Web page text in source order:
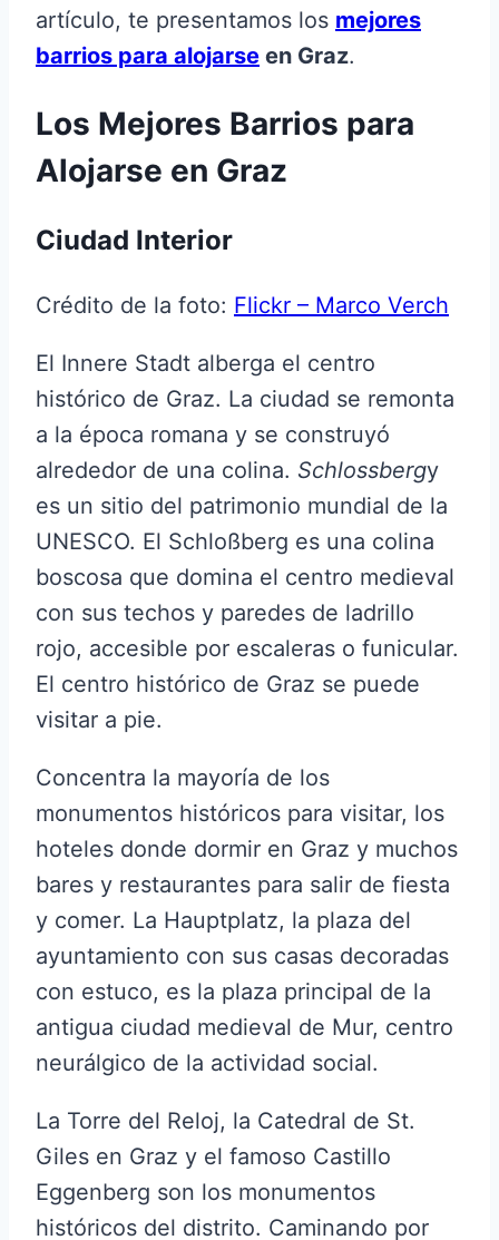
artículo, te presentamos los mejores
barrios para alojarse en Graz.
Los Mejores Barrios para
Alojarse en Graz
Ciudad Interior
Crédito de la foto: Flickr – Marco Verch
El Innere Stadt alberga el centro
histórico de Graz. La ciudad se remonta
a la época romana y se construyó
alrededor de una colina. Schlossbergy
es un sitio del patrimonio mundial de la
UNESCO. El Schloßberg es una colina
boscosa que domina el centro medieval
con sus techos y paredes de ladrillo
rojo, accesible por escaleras o funicular.
El centro histórico de Graz se puede
visitar a pie.
Concentra la mayoría de los
monumentos históricos para visitar, los
hoteles donde dormir en Graz y muchos
bares y restaurantes para salir de fiesta
y comer. La Hauptplatz, la plaza del
ayuntamiento con sus casas decoradas
con estuco, es la plaza principal de la
antigua ciudad medieval de Mur, centro
neurálgico de la actividad social.
La Torre del Reloj, la Catedral de St.
Giles en Graz y el famoso Castillo
Eggenberg son los monumentos
históricos del distrito. Caminando por